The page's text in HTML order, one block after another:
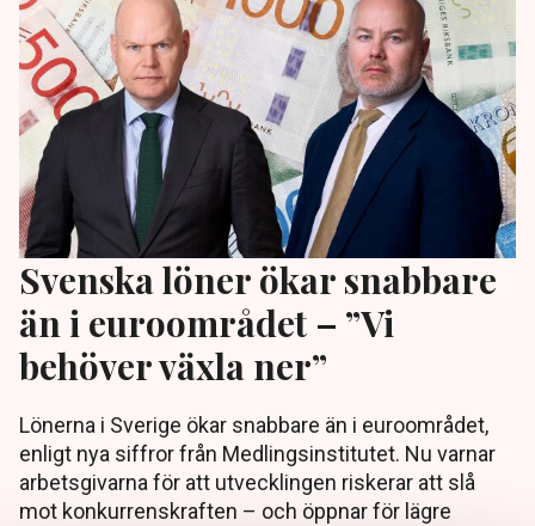
Svenska löner ökar snabbare
än i euroområdet – ”Vi
behöver växla ner”
Lönerna i Sverige ökar snabbare än i euroområdet,
enligt nya siffror från Medlingsinstitutet. Nu varnar
arbetsgivarna för att utvecklingen riskerar att slå
mot konkurrenskraften – och öppnar för lägre